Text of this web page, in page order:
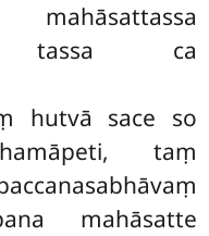
tassa ca
hutvā sace so
taṃ
mahāsatte